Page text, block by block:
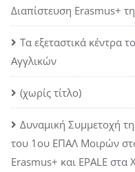
Διαπίστευση Erasmus+
Τα εξεταστικά κέντρα
Αγγλικών
(χωρίς τίτλο)
Δυναμική Συμμετοχή
του 1ου ΕΠΑΛ Μοιρών
Erasmus+ και EPALE στα